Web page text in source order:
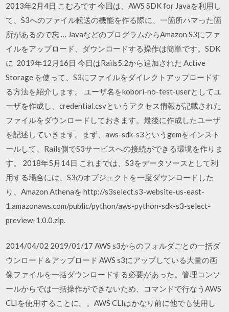
2013年2月4日 こむろです 今回は、AWS SDK for Javaを利用し
て、S3へのファイル転送の機能を作る際に、一箇所ハマった箇
所があるので忘 … JavaなどのプログラムからAmazon S3にファ
イルをアップロード、ダウンロードする操作は簡単です。SDK
に 2019年12月16日 今日はRails5.2から追加された Active
Storage を使って、S3にファイルをダイレクトアップロードす
る方法を紹介します。 ユーザ名をkobori-no-test-userとしてユ
ーザを作成し、credential.csvというアクセス情報が記載された
ファイルをダウンロードしておきます。最後に作成したユーザ
を記述していきます。まず、aws-sdk-s3というgemをインスト
ールして、Rails側でS3サービスへの接続ができる環境を作りま
す。 2018年5月14日 これまでは、S3をデータソースとして利
用する場合には、S3のオブジェクトを一度ダウンロードした
り、Amazon Athenaを http://s3select.s3-website-us-east-
1.amazonaws.com/public/python/aws-python-sdk-s3-select-
preview-1.0.0.zip.
2014/04/02 2019/01/17 AWS s3からのフォルダごとの一括ダ
ウンロード＆アップロード AWS s3にアップしている大量の画
像ファイルを一括ダウンロードする必要があった。管理コンソ
ールからでは一括操作ができないため、コマンドで行なうAWS
CLIを使用することに。。AWS CLIはかなり前に他でも使用し